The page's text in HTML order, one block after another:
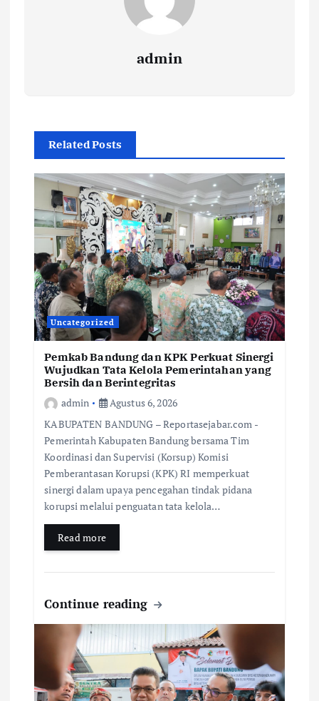
admin
Related Posts
Uncategorized
Pemkab Bandung dan KPK Perkuat Sinergi
Wujudkan Tata Kelola Pemerintahan yang
Bersih dan Berintegritas
admin
Agustus 6, 2026
KABUPATEN BANDUNG – Reportasejabar.com -
Pemerintah Kabupaten Bandung bersama Tim
Koordinasi dan Supervisi (Korsup) Komisi
Pemberantasan Korupsi (KPK) RI memperkuat
sinergi dalam upaya pencegahan tindak pidana
korupsi melalui penguatan tata kelola…
Read more
Continue reading